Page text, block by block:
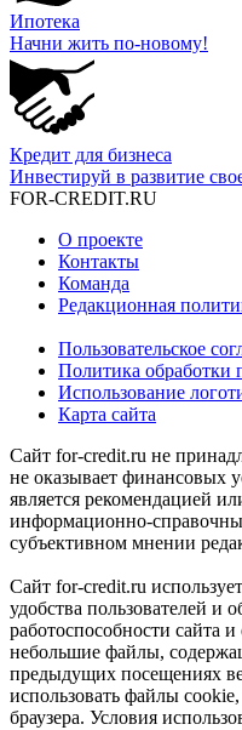
Ипотека
Начни жить по-новому!
Кредит для бизнеса
Инвестируй в развитие
FOR-CREDIT.RU
О проекте
Контакты
Команда
Редакционная
Пользовательское
Политика обработки
Использование
Карта сайта
Сайт for-credit.ru не
не оказывает финансовых
является рекомендацией
информационно-
субъективном мнении
Сайт for-credit.ru
удобства пользователей и
работоспособности сайта
небольшие файлы,
предыдущих посещениях
использовать файлы
браузера. Условия